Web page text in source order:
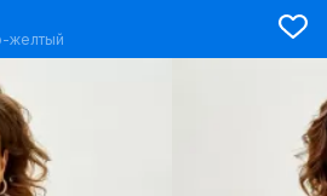
желтый